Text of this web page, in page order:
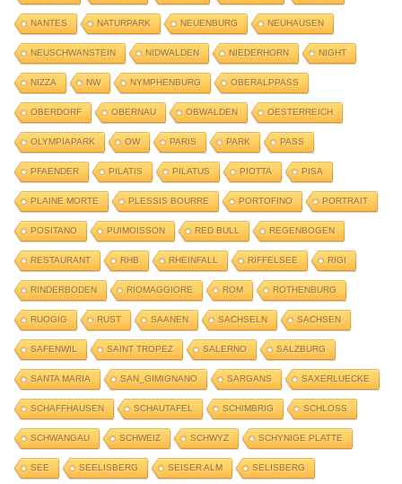
NANTES NATURPARK NEUENBURG NEUHAUSEN
NEUSCHWANSTEIN NIDWALDEN NIEDERHORN NIGHT
NIZZA NW NYMPHENBURG OBERALPPASS
OBERDORF OBERNAU OBWALDEN OESTERREICH
OLYMPIAPARK OW PARIS PARK PASS
PFAENDER PILATIS PILATUS PIOTTA PISA
PLAINE MORTE PLESSIS BOURRE PORTOFINO PORTRAIT
POSITANO PUIMOISSON RED BULL REGENBOGEN
RESTAURANT RHB RHEINFALL RIFFELSEE RIGI
RINDERBODEN RIOMAGGIORE ROM ROTHENBURG
RUOGIG RUST SAANEN SACHSELN SACHSEN
SAFENWIL SAINT TROPEZ SALERNO SALZBURG
SANTA MARIA SAN_GIMIGNANO SARGANS SAXERLUECKE
SCHAFFHAUSEN SCHAUTAFEL SCHIMBRIG SCHLOSS
SCHWANGAU SCHWEIZ SCHWYZ SCHYNIGE PLATTE
SEE SEELISBERG SEISER ALM SELISBERG